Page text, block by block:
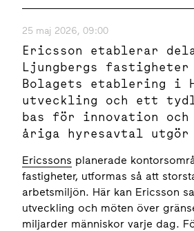
25 maj 2026, 09:00
Ericsson etablerar
Ljungbergs
Bolagets etablering i
utveckling och ett
bas för innovation
åriga hyresavtal
Ericssons planerade
fastigheter, utformas så att
arbetsmiljön. Här kan Ericsson
utveckling och möten över
miljarder människor varje dag.